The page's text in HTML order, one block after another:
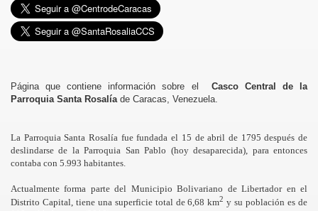
Página que contiene información sobre el Casco Central de la
Parroquia Santa Rosalíade Caracas, Venezuela.
La Parroquia Santa Rosalía fue fundada el 15 de abril de 1795 después de
deslindarse de la Parroquia San Pablo (hoy desaparecida), para entonces
contaba con 5.993 habitantes.
Actualmente forma parte del Municipio Bolivariano de Libertador en el
Distrito Capital, tiene una superficie total de 6,68 km2 y su población es de